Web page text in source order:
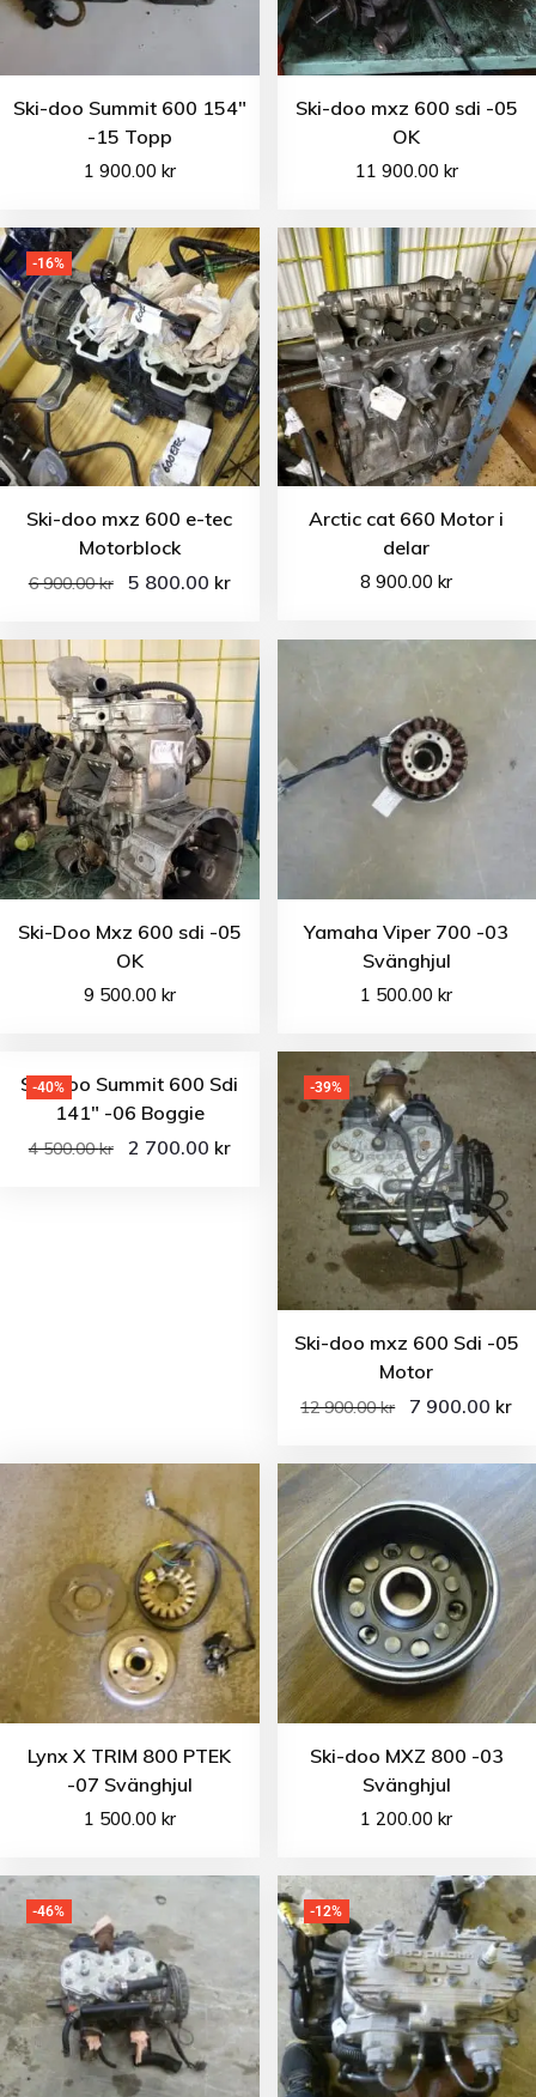
Ski-doo Summit 600 154″
-15 Topp
1 900.00 kr
Ski-doo mxz 600 sdi -05
OK
11 900.00 kr
-16%
Ski-doo mxz 600 e-tec
Motorblock
6 900.00kr 5 800.00 kr
Arctic cat 660 Motor i
delar
8 900.00kr
Ski-Doo Mxz 600 sdi -05
OK
9 500.00 kr
Yamaha Viper 700 -03
Svänghjul
1 500.00kr
-40%
Ski-doo Summit 600 Sdi
141″ -06 Boggie
4 500.00kr 2 700.00 kr
-39%
Ski-doo mxz 600 Sdi -05
Motor
12 900.00kr 7 900.00 kr
Lynx X TRIM 800 PTEK
-07 Svänghjul
1 500.00 kr
Ski-doo MXZ 800 -03
Svänghjul
1 200.00kr
-46% -12%